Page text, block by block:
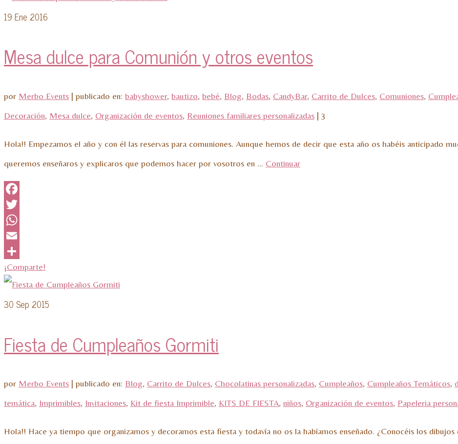
19 Ene 2016
Mesa dulce para Comunión y otros eventos
por Merbo Events | publicado en: babyshower, bautizo, bebé, Blog, Bodas, CandyBar, Carrito de Dulces, Comuniones,
Decoración, Mesa dulce, Organización de eventos, Reuniones familiares personalizadas | 3
Hola!! Empezamos el año y con él las reservas para comuniones. Aunque hemos de decir que esta año os habéis anticipado
queremos enseñaros y explicaros que podemos hacer por vosotros en … Continuar
Facebook
Twitter
WhatsApp
Email
¡Comparte!
30 Sep 2015
Fiesta de Cumpleaños Gormiti
por Merbo Events | publicado en: Blog, Carrito de Dulces, Chocolatinas personalizadas, Cumpleaños, Cumpleaños Temáticos,
temática, Imprimibles, Invitaciones, Kit de fiesta Imprimible, KITS DE FIESTA, niños, Organización de eventos, Papeleria
Hola!! Hace ya tiempo que organizamos y decoramos esta fiesta y todavía no os la habíamos enseñado. ¿Conocéis los